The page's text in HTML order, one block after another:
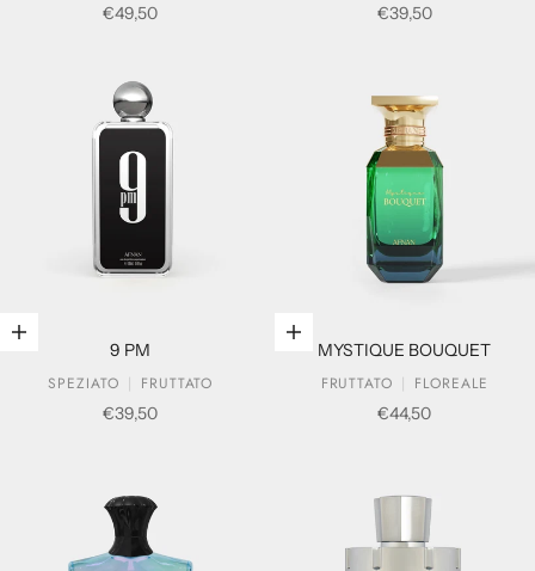
Prezzo scontato
€49,50
Prezzo scontato
€39,50
Aggiungi al carrello
9 PM
SPEZIATO
FRUTTATO
Prezzo scontato
€39,50
Aggiungi al carrello
MYSTIQUE BOUQUET
FRUTTATO
FLOREALE
Prezzo scontato
€44,50